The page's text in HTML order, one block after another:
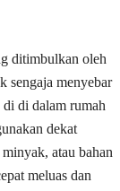
ditimbulkan oleh
sengaja menyebar
di di dalam rumah
dekat
atau bahan
meluas dan